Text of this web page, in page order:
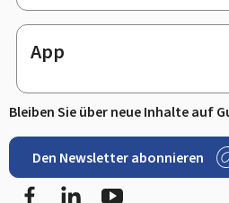
App
Bleiben Sie über neue Inhalte auf
Den Newsletter abonnieren
FacebookLinkedIn